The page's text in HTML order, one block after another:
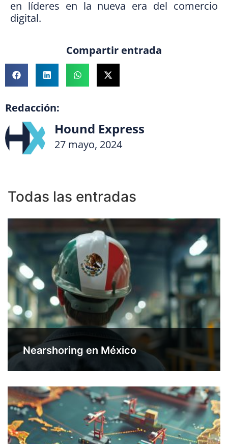
en líderes en la nueva era del comercio
digital.
Compartir entrada
Redacción:
Hound Express
27 mayo, 2024
Todas las entradas
Nearshoring en México